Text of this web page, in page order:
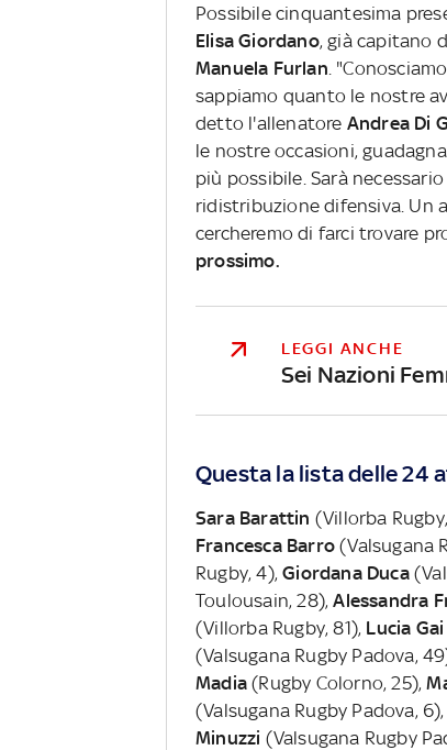
Possibile cinquantesima
Elisa Giordano, già capitano
Manuela Furlan .
sappiamo quanto le nostre
detto l'allenatore Andrea Di
le nostre occasioni,
più possibile. Sarà
ridistribuzione difensiva. Un
cercheremo di farci trovare
prossimo.
LEGGI ANCHE
Sei Nazioni
Questa la lista delle 24
Sara Barattin (Villorba
Francesca Barro(Valsugana
Rugby, 4),Giordana Duca
Toulousain, 28),Alessandra
(Villorba Rugby, 81), Lucia
(Valsugana Rugby Padova,
Madia(Rugby Colorno, 25),
(Valsugana Rugby Padova, 6),
Minuzzi (Valsugana Rugby